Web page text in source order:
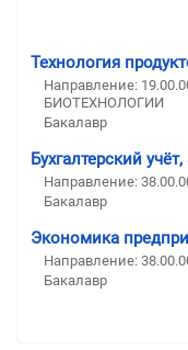
Технология
Направление:
БИОТЕХНОЛОГИИ
Бакалавр
Бухгалтерский
Направление:
Бакалавр
Экономика
Направление:
Бакалавр